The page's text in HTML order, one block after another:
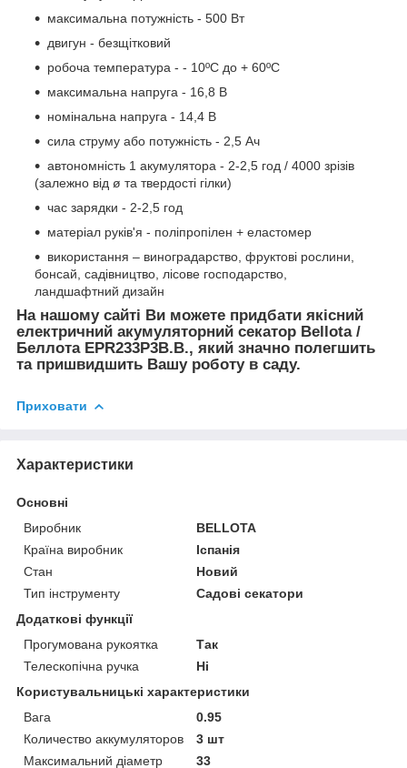
максимальна потужність - 500 Вт
двигун - безщітковий
робоча температура - - 10ºC до + 60ºC
максимальна напруга - 16,8 В
номінальна напруга - 14,4 В
сила струму або потужність - 2,5 Ач
автономність 1 акумулятора - 2-2,5 год / 4000 зрізів
(залежно від ø та твердості гілки)
час зарядки - 2-2,5 год
матеріал руків'я - поліпропілен + еластомер
використання – виноградарство, фруктові рослини,
бонсай, садівництво, лісове господарство,
ландшафтний дизайн
На нашому сайті Ви можете придбати якісний
електричний акумуляторний секатор Bellota /
Беллота EPR233P3B.B., який значно полегшить
та пришвидшить Вашу роботу в саду.
Приховати
Характеристики
Основні
Виробник
BELLOTA
Країна виробник
Іспанія
Стан
Новий
Тип інструменту
Садові секатори
Додаткові функції
Прогумована рукоятка
Так
Телескопічна ручка
Ні
Користувальницькі характеристики
Вага
0.95
Количество аккумуляторов
3 шт
Максимальний діаметр
33